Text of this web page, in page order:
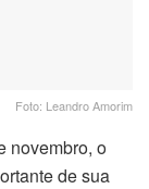
Foto: Leandro Amorim
novembro, o
de sua